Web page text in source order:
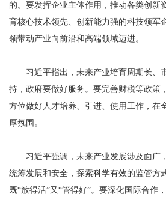
的。要发挥企业主体作用，推动各类创新
育核心技术领先、创新能力强的科技领军
领带动产业向前沿和高端领域迈进。
习近平指出，未来产业培育周期长、
持，政府要做好服务。要完善财税等政策
方位做好人才培养、引进、使用工作，在
厚氛围。
习近平强调，未来产业发展涉及面广
统筹发展和安全，探索科学有效的监管方
既“放得活”又“管得好”。要深化国际合作